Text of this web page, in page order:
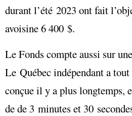
durant l’été 2023 ont fait
avoisine 6 400 $.
Le Fonds compte aussi sur
Le Québec indépendant a
conçue il y a plus longtemps,
de de 3 minutes et 30